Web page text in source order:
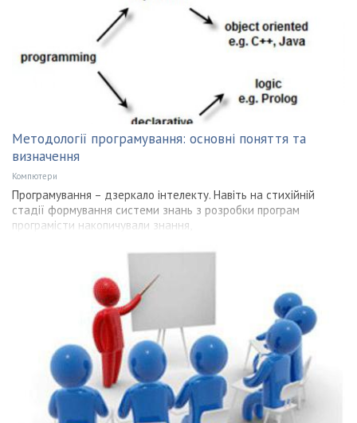
Методології програмування: основні поняття та
визначення
Компютери
Програмування – дзеркало інтелекту. Навіть на стихійній
стадії формування системи знань з розробки програм
програмісти накопичували знання,